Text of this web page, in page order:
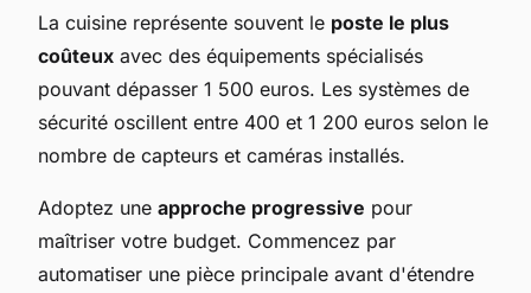
La cuisine représente souvent le poste le plus
coûteux avec des équipements spécialisés
pouvant dépasser 1 500 euros. Les systèmes de
sécurité oscillent entre 400 et 1 200 euros selon le
nombre de capteurs et caméras installés.
Adoptez une approche progressive pour
maîtriser votre budget. Commencez par
automatiser une pièce principale avant d'étendre